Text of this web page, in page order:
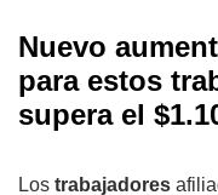
Nuevo
para estos
supera el
Los trabajadores